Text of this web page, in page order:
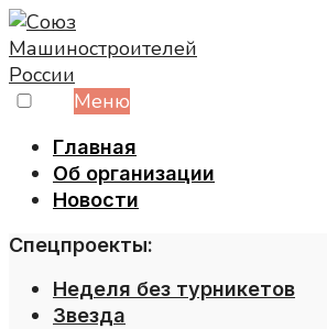
Skip
to
content
Меню
Главная
Об организации
Новости
Спецпроекты:
Неделя без турникетов
Звезда